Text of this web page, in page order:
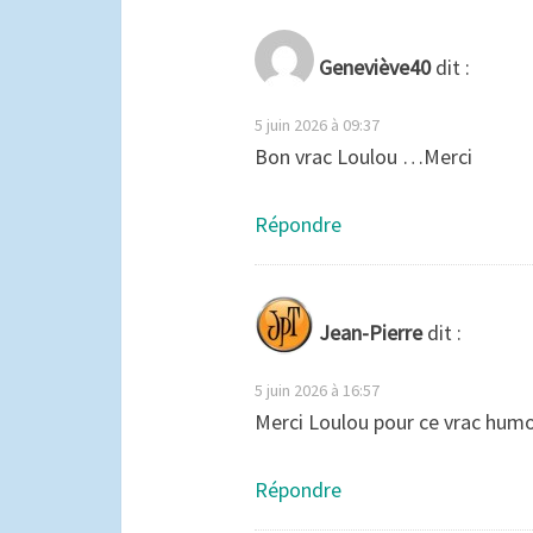
Geneviève40 dit :
5 juin 2026 à 09:37
Bon vrac Loulou …Merci
Répondre
Jean-Pierre dit :
5 juin 2026 à 16:57
Merci Loulou pour ce vrac
Répondre